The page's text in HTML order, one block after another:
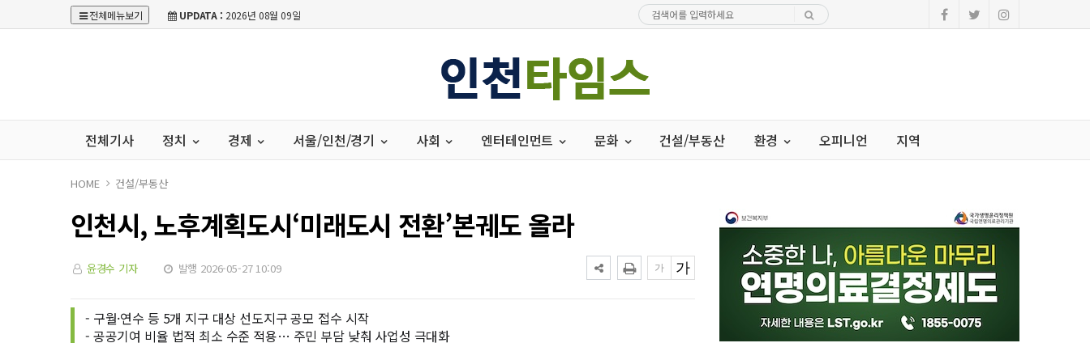
전체메뉴보기 UPDATA : 2026년 08월 09일
전체기사 정치 경제 서울/인천/경기 사회 엔터테인먼트 문화 건설/부동산 환경 오피니언 지역
HOME 건설/부동산
인천시, 노후계획도시‘미래도시 전환’본궤도 올라
윤경수 기자 발행 2026-05-27 10:09
- 구월·연수 등 5개 지구 대상 선도지구 공모 접수 시작
- 공공기여 비율 법적 최소 수준 적용… 주민 부담 낮춰 사업성 극대화